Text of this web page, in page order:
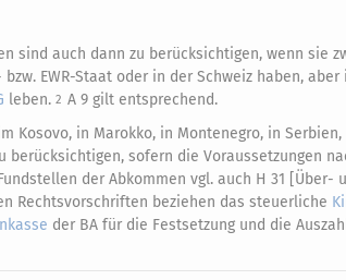
sind auch dann zu berücksichtigen, wenn sie
EWR-Staat oder in der Schweiz haben, aber
leben. 2 A 9 gilt entsprechend.
Kosovo, in Marokko, in Montenegro, in
berücksichtigen, sofern die Voraussetzungen
der Abkommen vgl. auch H 31 [Über-
Rechtsvorschriften beziehen das steuerliche
der BA für die Festsetzung und die